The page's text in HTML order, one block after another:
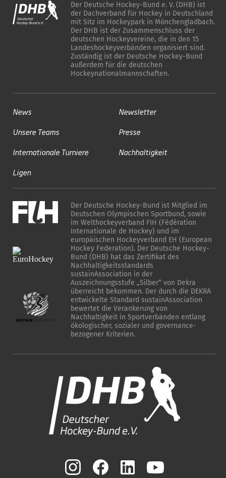
Der Deutsche Hockey-Bund e. V. (DHB) ist
der Dachverband für Hockey in Deutschland
mit Sitz im Hockeypark in Mönchengladbach.
Der DHB ist der Zusammenschluss der
deutschen Hockeyvereine, die in den 15
Landeshockeyverbänden organisiert sind.
Zuständig ist der Deutsche Hockey-Bund
außerdem für die deutschen
Hockeynationalmannschaften.
News
Unsere Teams
Internationale Turniere
Ligen
Newsletter
Presse
Nachhaltigkeit
Der Deutsche Hockey-Bund ist Mitglied im
Deutschen Olympischen Sportbund, sowie
im Welthockeyverband FIH (Fédération
Internationale de Hockey) und im
europäischen Hockeyverband EH (European
Hockey Federation). Der Deutsche Hockey-
Bund (DHB) hat das Zertifikat des
Nachhaltigkeitsstandards
sustainAssociation in der
Auszeichnungsstufe „Silber“ von Dekra
überreicht bekommen. Der durch die DEKRA
entwickelte Standard sustainAssociation
bewertet die Verankerung von
Nachhaltigkeit in Sportverbänden entlang
ökologischer, sozialer und governance-
bezogener Kriterien.